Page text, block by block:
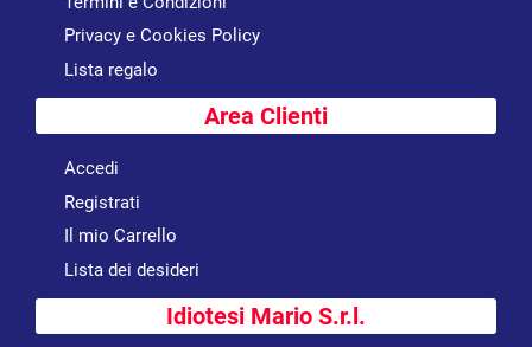
Privacy e Cookies Policy
Lista regalo
Area Clienti
Accedi
Registrati
Il mio Carrello
Lista dei desideri
Idiotesi Mario S.r.l.